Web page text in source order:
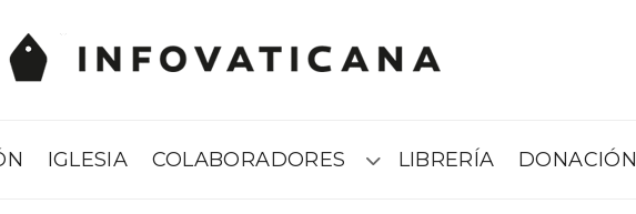
IGLESIA COLABORADORES Submenú
LIBRERÍA DONACIÓN